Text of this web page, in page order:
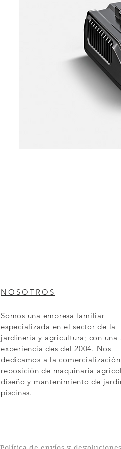
NOSOTROS
Somos una empresa familiar
especializada en el sector de la
jardinería y agricultura; con una
experiencia des del 2004. Nos
dedicamos a la
reposición de maquinaria
diseño y mantenimiento de
piscinas.